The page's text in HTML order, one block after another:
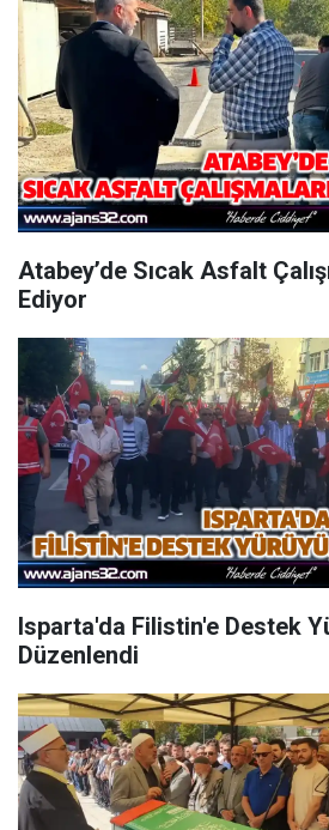
Atabey’de Sıcak Asfalt
Ediyor
Isparta'da Filistin'e Destek
Düzenlendi